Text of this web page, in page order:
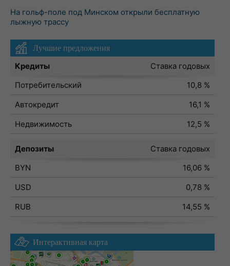
На гольф-поле под Минском открыли бесплатную
лыжную трассу
Лучшие предложения
Кредиты
Ставка годовых
Потребительский
10,8 %
Автокредит
16,1 %
Недвижимость
12,5 %
Депозиты
Ставка годовых
BYN
16,06 %
USD
0,78 %
RUB
14,55 %
Интерактивная карта